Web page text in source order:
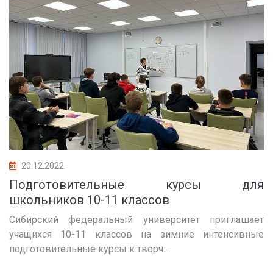
20.12.2022
Подготовительные курсы для
школьников 10-11 классов
Сибирский федеральный университет приглашает
учащихся 10-11 классов на зимние интенсивные
подготовительные курсы к творч...